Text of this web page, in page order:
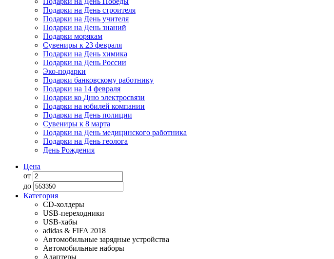
Подарки на День строителя
Подарки на День учителя
Подарки на День знаний
Подарки морякам
Сувениры к 23 февраля
Подарки на День химика
Подарки на День России
Эко-подарки
Подарки банковскому работнику
Подарки на 14 февраля
Подарки ко Дню электросвязи
Подарки на юбилей компании
Подарки на День полиции
Сувениры к 8 марта
Подарки на День медицинского работника
Подарки на День геолога
День Рождения
Цена
от
до
Категория
CD-холдеры
USB-переходники
USB-хабы
adidas & FIFA 2018
Автомобильные зарядные устройства
Автомобильные наборы
Адаптеры